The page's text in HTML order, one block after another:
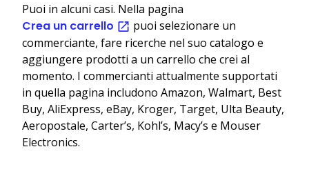
Puoi in alcuni casi. Nella pagina
Crea un carrello
puoi selezionare un
commerciante, fare ricerche nel suo catalogo e
aggiungere prodotti a un carrello che crei al
momento. I commercianti attualmente supportati
in quella pagina includono Amazon, Walmart, Best
Buy, AliExpress, eBay, Kroger, Target, Ulta Beauty,
Aeropostale, Carter’s, Kohl’s, Macy’s e Mouser
Electronics.